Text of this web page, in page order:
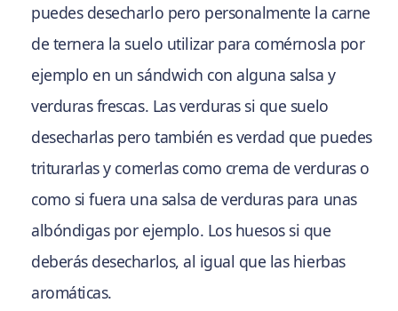
puedes desecharlo pero personalmente la carne
de ternera la suelo utilizar para comérnosla por
ejemplo en un sándwich con alguna salsa y
verduras frescas. Las verduras si que suelo
desecharlas pero también es verdad que puedes
triturarlas y comerlas como crema de verduras o
como si fuera una salsa de verduras para unas
albóndigas por ejemplo. Los huesos si que
deberás desecharlos, al igual que las hierbas
aromáticas.